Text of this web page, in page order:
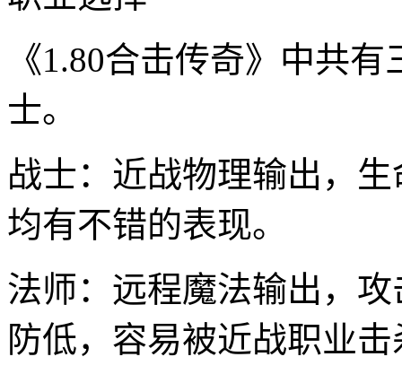
《1.80合击传奇》中共
士。
战士：近战物理输出，
均有不错的表现。
法师：远程魔法输出，
防低，容易被近战职业击